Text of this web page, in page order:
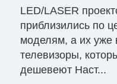
LED/LASER
приблизились по
моделям, а их уже
телевизоры,
дешевеют Наст...